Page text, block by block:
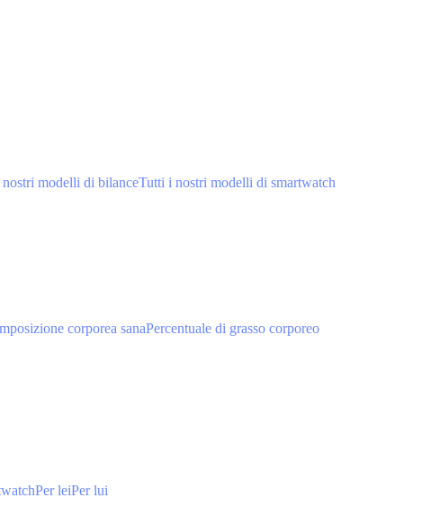
modelli di bilanceTutti i nostri modelli di smartwatch
corporea sanaPercentuale di grasso corporeo
Per leiPer lui